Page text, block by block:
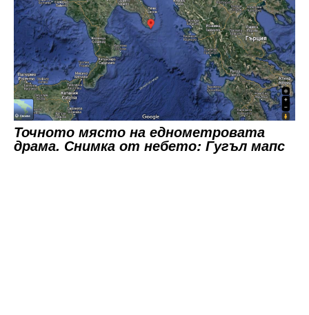
Точното място на еднометровата
драма. Снимка от небето: Гугъл мапс